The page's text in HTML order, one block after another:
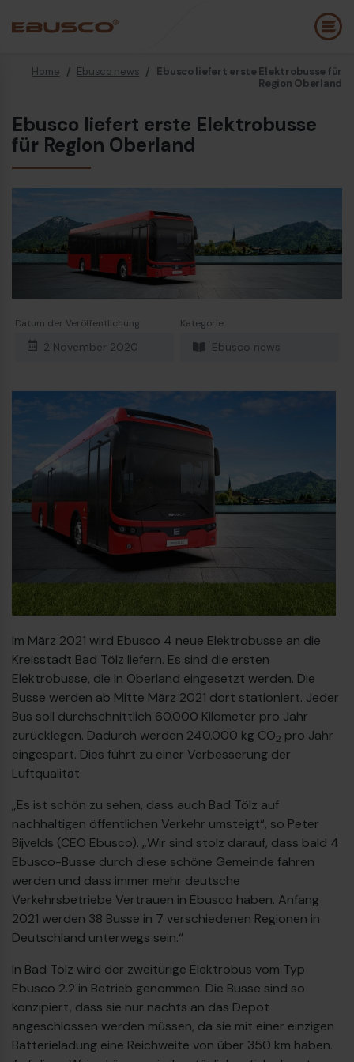
Back (Über uns)
Unternehmensprofil
Vision und Werte
Nachhaltigkeit
Firmengeschichte
Auszeichnungen und Zertifizierungen
Home / Ebusco news / Ebusco liefert erste Elektrobusse für
Region Oberland
Ebusco liefert erste Elektrobusse
für Region Oberland
Datum der Veröffentlichung
2 November 2020
Kategorie
Ebusco news
Im März 2021 wird Ebusco 4 neue Elektrobusse an die
Kreisstadt Bad Tölz liefern. Es sind die ersten
Elektrobusse, die in Oberland eingesetzt werden. Die
Busse werden ab Mitte März 2021 dort stationiert. Jeder
Bus soll durchschnittlich 60.000 Kilometer pro Jahr
zurücklegen. Dadurch werden 240.000 kg CO2 pro Jahr
eingespart. Dies führt zu einer Verbesserung der
Luftqualität.
„Es ist schön zu sehen, dass auch Bad Tölz auf
nachhaltigen öffentlichen Verkehr umsteigt“, so Peter
Bijvelds (CEO Ebusco). „Wir sind stolz darauf, dass bald 4
Ebusco-Busse durch diese schöne Gemeinde fahren
werden und dass immer mehr deutsche
Verkehrsbetriebe Vertrauen in Ebusco haben. Anfang
2021 werden 38 Busse in 7 verschiedenen Regionen in
Deutschland unterwegs sein.“
In Bad Tölz wird der zweitürige Elektrobus vom Typ
Ebusco 2.2 in Betrieb genommen. Die Busse sind so
konzipiert, dass sie nur nachts an das Depot
angeschlossen werden müssen, da sie mit einer einzigen
Batterieladung eine Reichweite von über 350 km haben.
€